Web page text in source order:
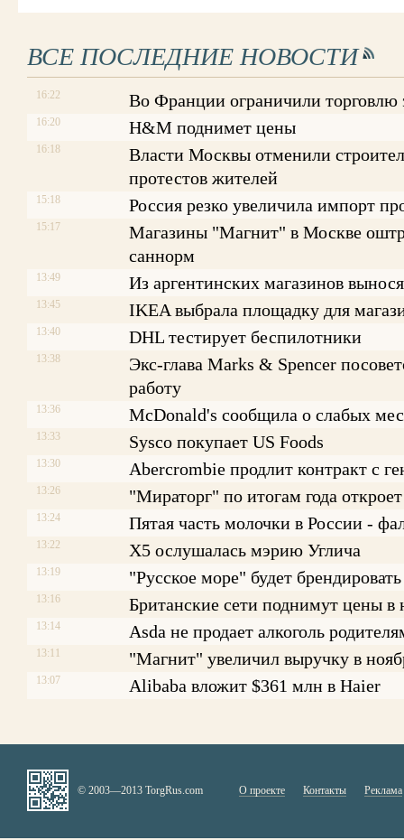
ВСЕ ПОСЛЕДНИЕ НОВОСТИ
16:22 Во Франции ограничили торговлю
16:20 H&M поднимет цены
16:18
Власти Москвы отменили
протестов жителей
15:18 Россия резко увеличила импорт
15:17
Магазины "Магнит" в Москве
саннорм
13:49 Из аргентинских магазинов
13:45 IKEA выбрала площадку для
13:40 DHL тестирует беспилотники
13:38
Экс-глава Marks & Spencer
работу
13:36 McDonald's сообщила о слабых
13:33 Sysco покупает US Foods
13:30 Abercrombie продлит контракт с
13:26 "Мираторг" по итогам года
13:24 Пятая часть молочки в России -
13:22 X5 ослушалась мэрию Углича
13:19 "Русское море" будет
13:16 Британские сети поднимут цены
13:14 Asda не продает алкоголь
13:11 "Магнит" увеличил выручку в
13:07 Alibaba вложит $361 млн в Haier
© 2003—2013 TorgRus.com О проекте Контакты Реклама